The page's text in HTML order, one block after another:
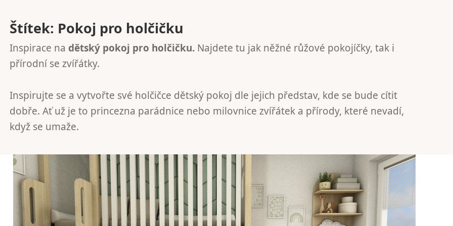
Štítek: Pokoj pro holčičku
Inspirace na dětský pokoj pro holčičku. Najdete tu jak něžné růžové pokojíčky, tak i
přírodní se zvířátky.
Inspirujte se a vytvořte své holčičce dětský pokoj dle jejich představ, kde se bude cítit
dobře. Ať už je to princezna parádnice nebo milovnice zvířátek a přírody, které nevadí,
když se umaže.